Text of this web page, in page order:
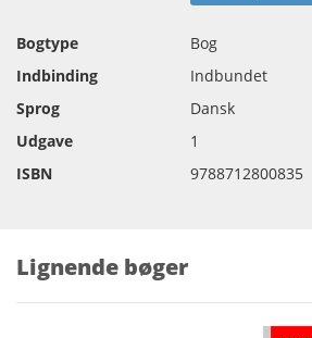
Bogtype
Bog
Indbinding
Indbundet
Sprog
Dansk
Udgave
1
ISBN
9788712800835
Lignende bøger